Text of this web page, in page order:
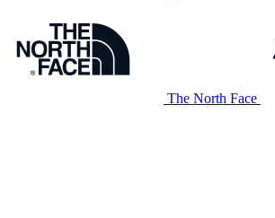
The North Face